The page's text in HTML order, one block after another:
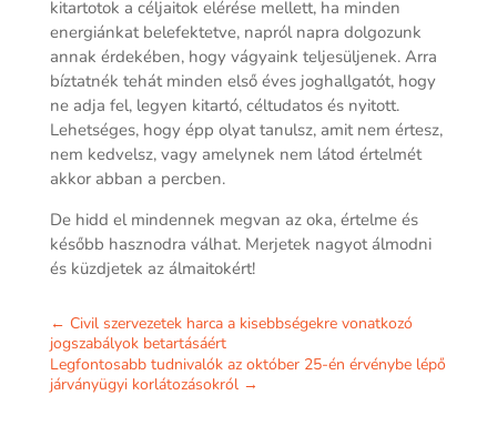
kitartotok a céljaitok elérése mellett, ha minden
energiánkat belefektetve, napról napra dolgozunk
annak érdekében, hogy vágyaink teljesüljenek. Arra
bíztatnék tehát minden első éves joghallgatót, hogy
ne adja fel, legyen kitartó, céltudatos és nyitott.
Lehetséges, hogy épp olyat tanulsz, amit nem értesz,
nem kedvelsz, vagy amelynek nem látod értelmét
akkor abban a percben.
De hidd el mindennek megvan az oka, értelme és
később hasznodra válhat. Merjetek nagyot álmodni
és küzdjetek az álmaitokért!
← Civil szervezetek harca a kisebbségekre vonatkozó
jogszabályok betartásáért
Legfontosabb tudnivalók az október 25-én érvénybe lépő
járványügyi korlátozásokról→